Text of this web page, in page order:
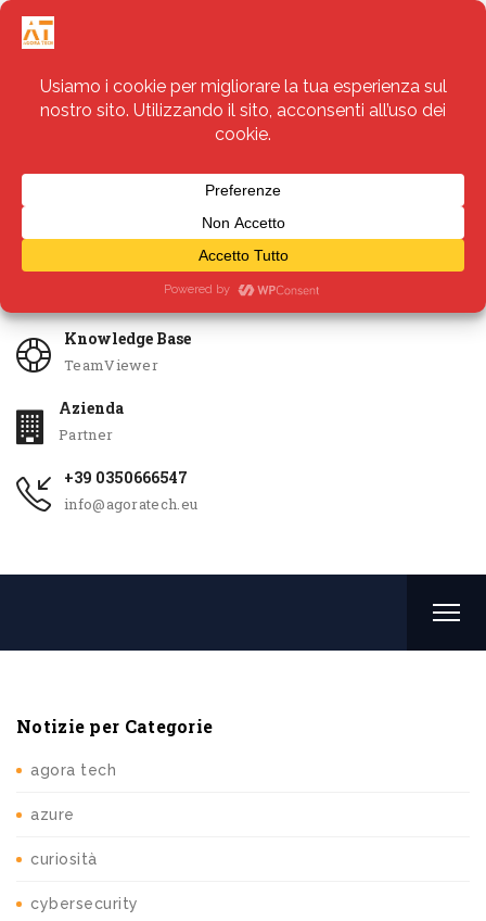
Servizi
Knowledge Base
TeamViewer
Azienda
Partner
+39 0350666547
info@agoratech.eu
Notizie per Categorie
agora tech
azure
curiosità
cybersecurity